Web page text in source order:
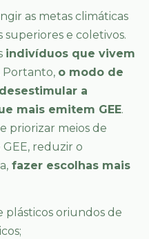
as metas climáticas
superiores e coletivos.
indivíduos que vivem
Portanto, o modo de
a
mais emitem GEE.
priorizar meios de
reduzir o
fazer escolhas mais
oriundos de